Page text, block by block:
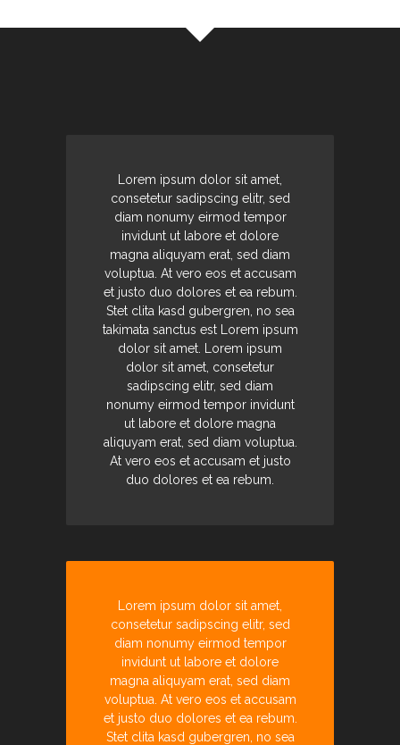
Lorem ipsum dolor sit amet,
consetetur sadipscing elitr, sed
diam nonumy eirmod tempor
invidunt ut labore et dolore
magna aliquyam erat, sed diam
voluptua. At vero eos et accusam
et justo duo dolores et ea rebum.
Stet clita kasd gubergren, no sea
takimata sanctus est Lorem ipsum
dolor sit amet. Lorem ipsum
dolor sit amet, consetetur
sadipscing elitr, sed diam
nonumy eirmod tempor invidunt
ut labore et dolore magna
aliquyam erat, sed diam voluptua.
At vero eos et accusam et justo
duo dolores et ea rebum.
Lorem ipsum dolor sit amet,
consetetur sadipscing elitr, sed
diam nonumy eirmod tempor
invidunt ut labore et dolore
magna aliquyam erat, sed diam
voluptua. At vero eos et accusam
et justo duo dolores et ea rebum.
Stet clita kasd gubergren, no sea